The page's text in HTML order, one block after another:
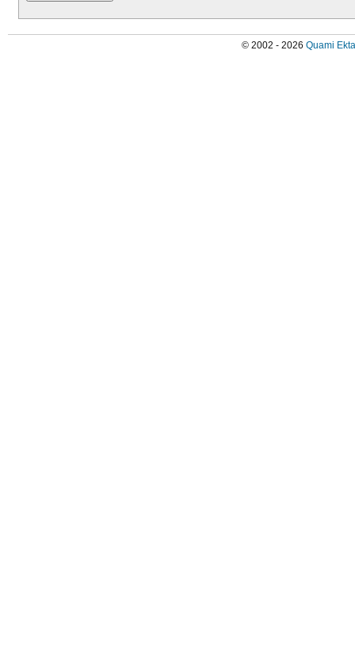
© 2002 - 2026 Quami